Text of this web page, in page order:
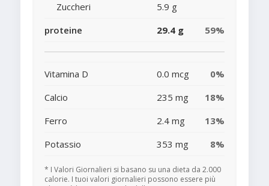
Zuccheri
5.9 g
proteine
29.4 g 59%
Vitamina D 0.0 mcg
0%
Calcio
235 mg
18%
Ferro
2.4 mg
13%
Potassio
353 mg 8%
* I Valori Giornalieri si basano su una dieta da 2.000
calorie. I tuoi valori giornalieri possono essere più